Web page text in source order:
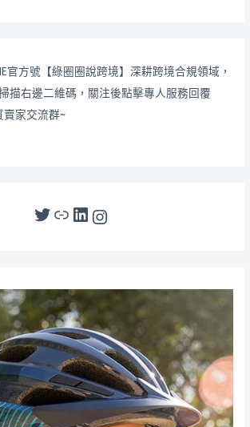
官方號【綠圈圈說跨境】深耕跨境合規領域，
描右邊二維碼，關注後點擊專人服務回覆
賣家交流群~